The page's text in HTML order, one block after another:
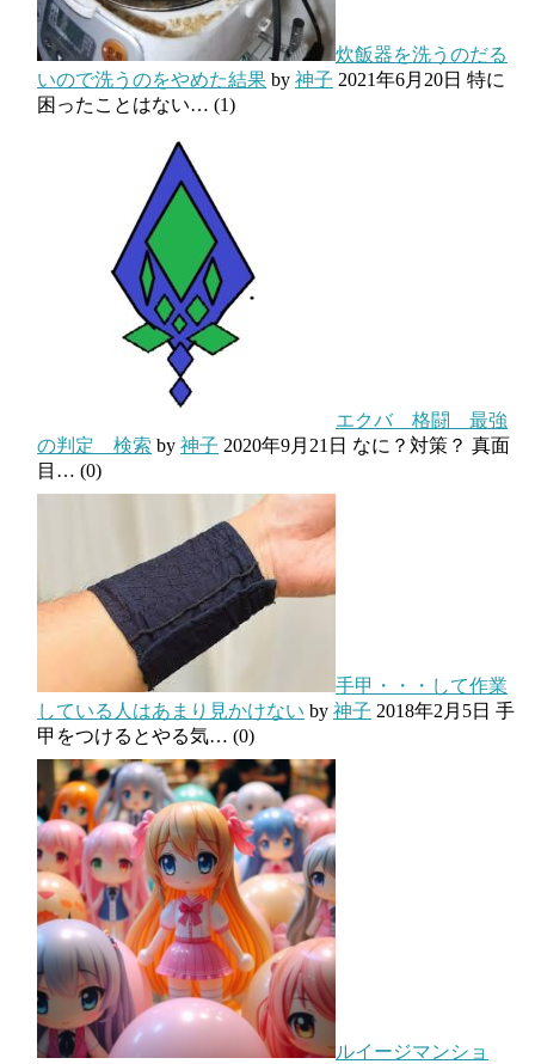
炊飯器を洗うのだる
いので洗うのをやめた結果 by 神子 2021年6月20日 特に
困ったことはない… (1)
エクバ 格闘 最強
の判定 検索 by 神子 2020年9月21日 なに？対策？ 真面
目… (0)
手甲・・・して作業
している人はあまり見かけない by 神子 2018年2月5日 手
甲をつけるとやる気… (0)
ルイージマンショ